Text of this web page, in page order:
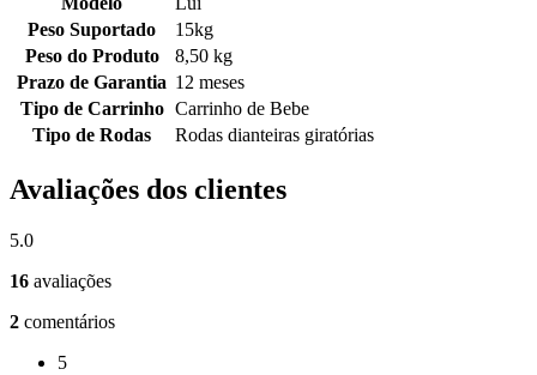
Peso Suportado
15kg
Peso do Produto
8,50 kg
Prazo de Garantia 12 meses
Tipo de Carrinho Carrinho de Bebe
Tipo de Rodas
Rodas dianteiras giratórias
Avaliações dos clientes
5.0
16 avaliações
2 comentários
5